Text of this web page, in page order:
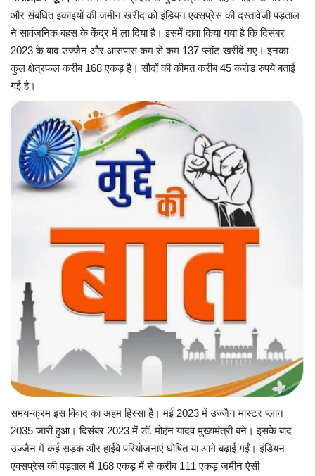
यात्री सरोकार
कर्मचारी सरोकार
कारोबार सरोकार
साहित्य सरोकार
सेहत सरोकार
और संबंधित इकाइयों की जमीन खरीद को इंडियन एक्सप्रेस की दस्तावेजी पड़ताल
ने सार्वजनिक बहस के केंद्र में ला दिया है। इसमें दावा किया गया है कि दिसंबर
2023 के बाद उज्जैन और आसपास कम से कम 137 प्लॉट खरीदे गए। इनका
कुल क्षेत्रफल करीब 168 एकड़ है। सौदों की कीमत करीब 45 करोड़ रुपये बताई
गई है।
समय-क्रम इस विवाद का अहम हिस्सा है। मई 2023 में उज्जैन मास्टर प्लान
2035 जारी हुआ। दिसंबर 2023 में डॉ. मोहन यादव मुख्यमंत्री बने। इसके बाद
उज्जैन में कई सड़क और हाईवे परियोजनाएं घोषित या आगे बढ़ाई गईं। इंडियन
एक्सप्रेस की पड़ताल में 168 एकड़ में से करीब 111 एकड़ जमीन ऐसी